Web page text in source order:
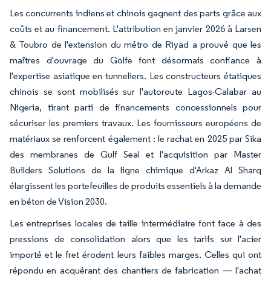
Les concurrents indiens et chinois gagnent des parts grâce aux
coûts et au financement. L'attribution en janvier 2026 à Larsen
& Toubro de l'extension du métro de Riyad a prouvé que les
maîtres d'ouvrage du Golfe font désormais confiance à
l'expertise asiatique en tunneliers. Les constructeurs étatiques
chinois se sont mobilisés sur l'autoroute Lagos-Calabar au
Nigeria, tirant parti de financements concessionnels pour
sécuriser les premiers travaux. Les fournisseurs européens de
matériaux se renforcent également : le rachat en 2025 par Sika
des membranes de Gulf Seal et l'acquisition par Master
Builders Solutions de la ligne chimique d'Arkaz Al Sharq
élargissent les portefeuilles de produits essentiels à la demande
en béton de Vision 2030.
Les entreprises locales de taille intermédiaire font face à des
pressions de consolidation alors que les tarifs sur l'acier
importé et le fret érodent leurs faibles marges. Celles qui ont
répondu en acquérant des chantiers de fabrication — l'achat